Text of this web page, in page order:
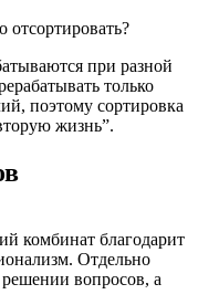
отсортировать?
при разной
только
поэтому сортировка
жизнь”.
комбинат благодарит
Отдельно
вопросов, а